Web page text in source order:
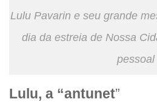
Lulu Pavarin e seu grande
dia da estreia de Nossa
pessoal
Lulu, a “antunet”